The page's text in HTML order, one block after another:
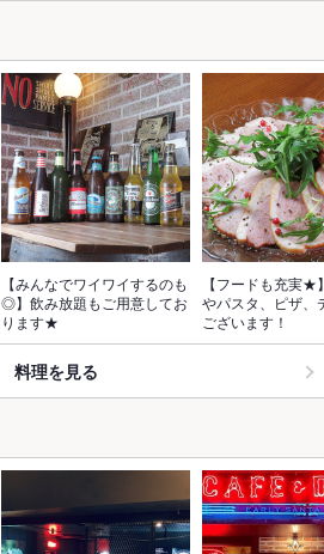
【みんなでワイワイするのも
◎】飲み放題もご用意してお
ります★
【フードも充実★
やパスタ、ピザ、
ございます！
料理を見る